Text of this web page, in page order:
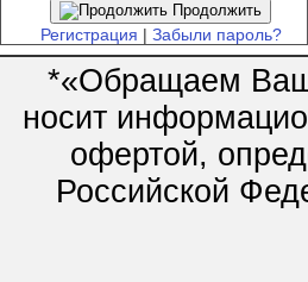
Продолжить
Регистрация | Забыли пароль?
*«Обращаем
носит
офертой,
Российской